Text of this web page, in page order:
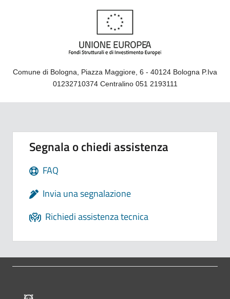
Comune di Bologna, Piazza Maggiore, 6 - 40124 Bologna P.Iva
01232710374 Centralino 051 2193111
Segnala o chiedi assistenza
FAQ
Invia una segnalazione
Richiedi assistenza tecnica